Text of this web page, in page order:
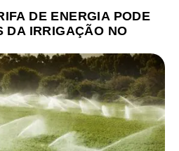
DE ENERGIA PODE
DA IRRIGAÇÃO NO